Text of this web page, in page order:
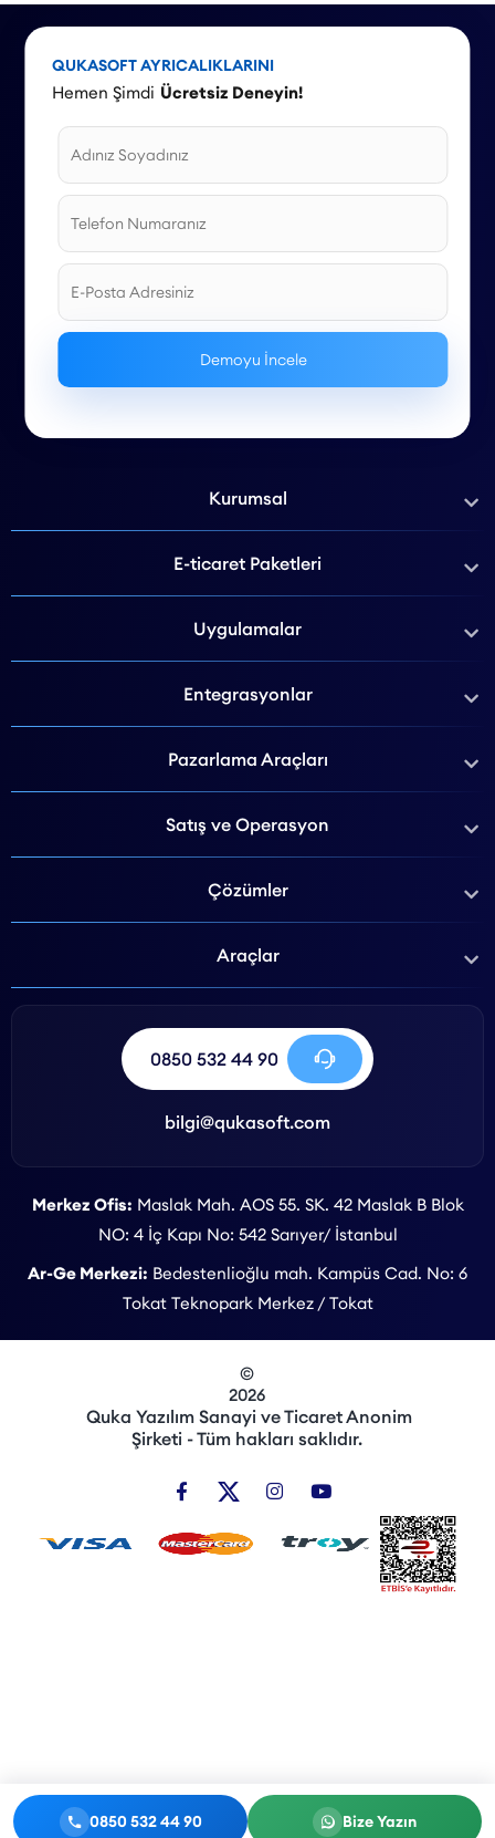
Haziran, Temmuz ve Ağustos aylarına özel kampanya örnekleri
ve stratejilerle 2026 yaz sezonu için kapsamlı bir rehber
QUKASOFT AYRICALIKLARINI
Hemen Şimdi Ücretsiz Deneyin!
Kurumsal
E-ticaret Paketleri
Uygulamalar
Entegrasyonlar
Pazarlama Araçları
Satış ve Operasyon
Çözümler
Araçlar
0850 532 44 90
bilgi@qukasoft.com
Merkez Ofis: Maslak Mah. AOS 55. SK. 42 Maslak B Blok
NO: 4 İç Kapı No: 542 Sarıyer/ İstanbul
Ar-Ge Merkezi: Bedestenlioğlu mah. Kampüs Cad. No: 6
Tokat Teknopark Merkez / Tokat
©
2026
Quka Yazılım Sanayi ve Ticaret Anonim
Şirketi - Tüm hakları saklıdır.
0850 532 44 90 Bize Yazın